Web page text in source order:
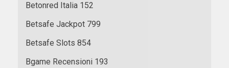
Betonred Italia 152
Betsafe Jackpot 799
Betsafe Slots 854
Bgame Recensioni 193